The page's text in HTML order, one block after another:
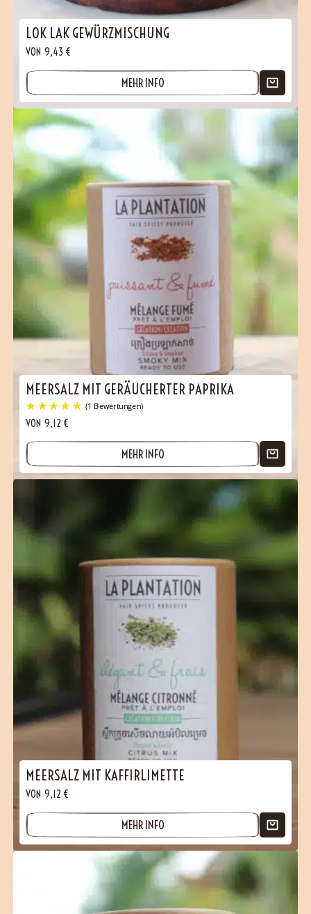
LOK LAK GEWÜRZMISCHUNG
VON 9,43 €
MEHR INFO
MEERSALZ MIT GERÄUCHERTER PAPRIKA
(1 Bewertungen)
VON 9,12 €
MEHR INFO
MEERSALZ MIT KAFFIRLIMETTE
VON 9,12 €
MEHR INFO